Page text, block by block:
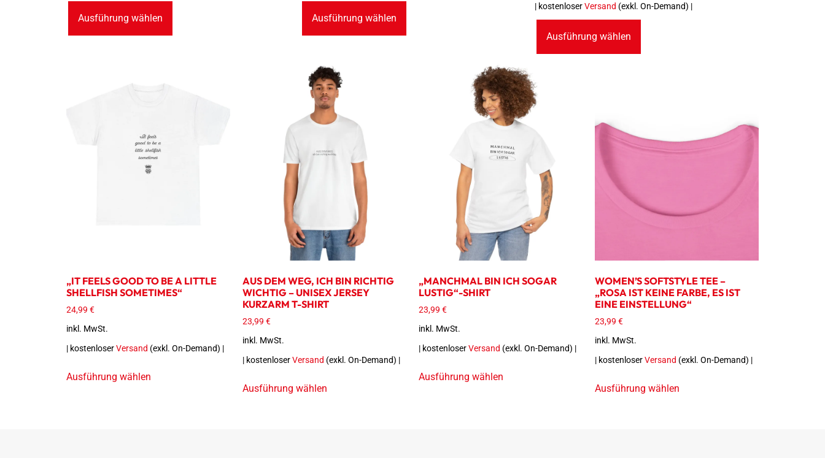
Ausführung wählen Ausführung wählen
| kostenloserVersand (exkl. On-Demand) |
Ausführung wählen
„IT FEELS GOOD TO BE A LITTLE
SHELLFISH SOMETIMES“
24,99 €
inkl. MwSt.
| kostenloserVersand (exkl. On-Demand) |
Ausführung wählen
AUS DEM WEG, ICH BIN RICHTIG
WICHTIG – UNISEX JERSEY
KURZARM T-SHIRT
23,99 €
inkl. MwSt.
| kostenloserVersand (exkl. On-Demand) |
Ausführung wählen
„MANCHMAL BIN ICH SOGAR
LUSTIG“-SHIRT
23,99 €
inkl. MwSt.
| kostenloserVersand (exkl. On-Demand) |
Ausführung wählen
WOMEN’S SOFTSTYLE TEE –
„ROSA IST KEINE FARBE, ES IST
EINE EINSTELLUNG“
23,99€
inkl. MwSt.
| kostenloserVersand (exkl. On-Demand) |
Ausführung wählen